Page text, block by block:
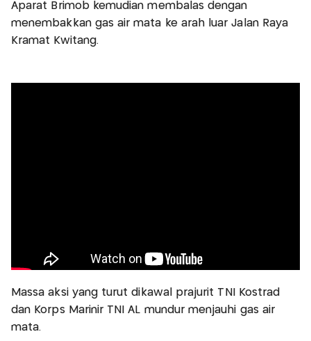
Aparat Brimob kemudian membalas dengan
menembakkan gas air mata ke arah luar Jalan Raya
Kramat Kwitang.
Massa aksi yang turut dikawal prajurit TNI Kostrad
dan Korps Marinir TNI AL mundur menjauhi gas air
mata.